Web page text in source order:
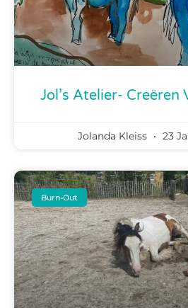
Jol’s Atelier- Creëren
Jolanda Kleiss 23
Burn-Out